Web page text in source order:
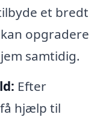
et bredt
opgradere
samtidig.
Efter
hjælp til